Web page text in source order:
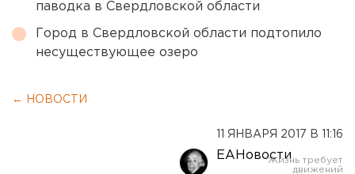
паводка в Свердловской области
Город в Свердловской области подтопило
несуществующее озеро
← НОВОСТИ
11 ЯНВАРЯ 2017 В 11:16
ЕАНовости